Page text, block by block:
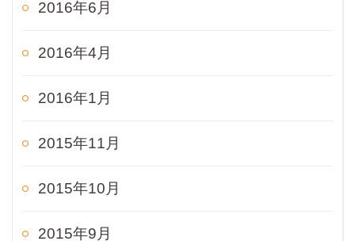
2016年6月
2016年4月
2016年1月
2015年11月
2015年10月
2015年9月